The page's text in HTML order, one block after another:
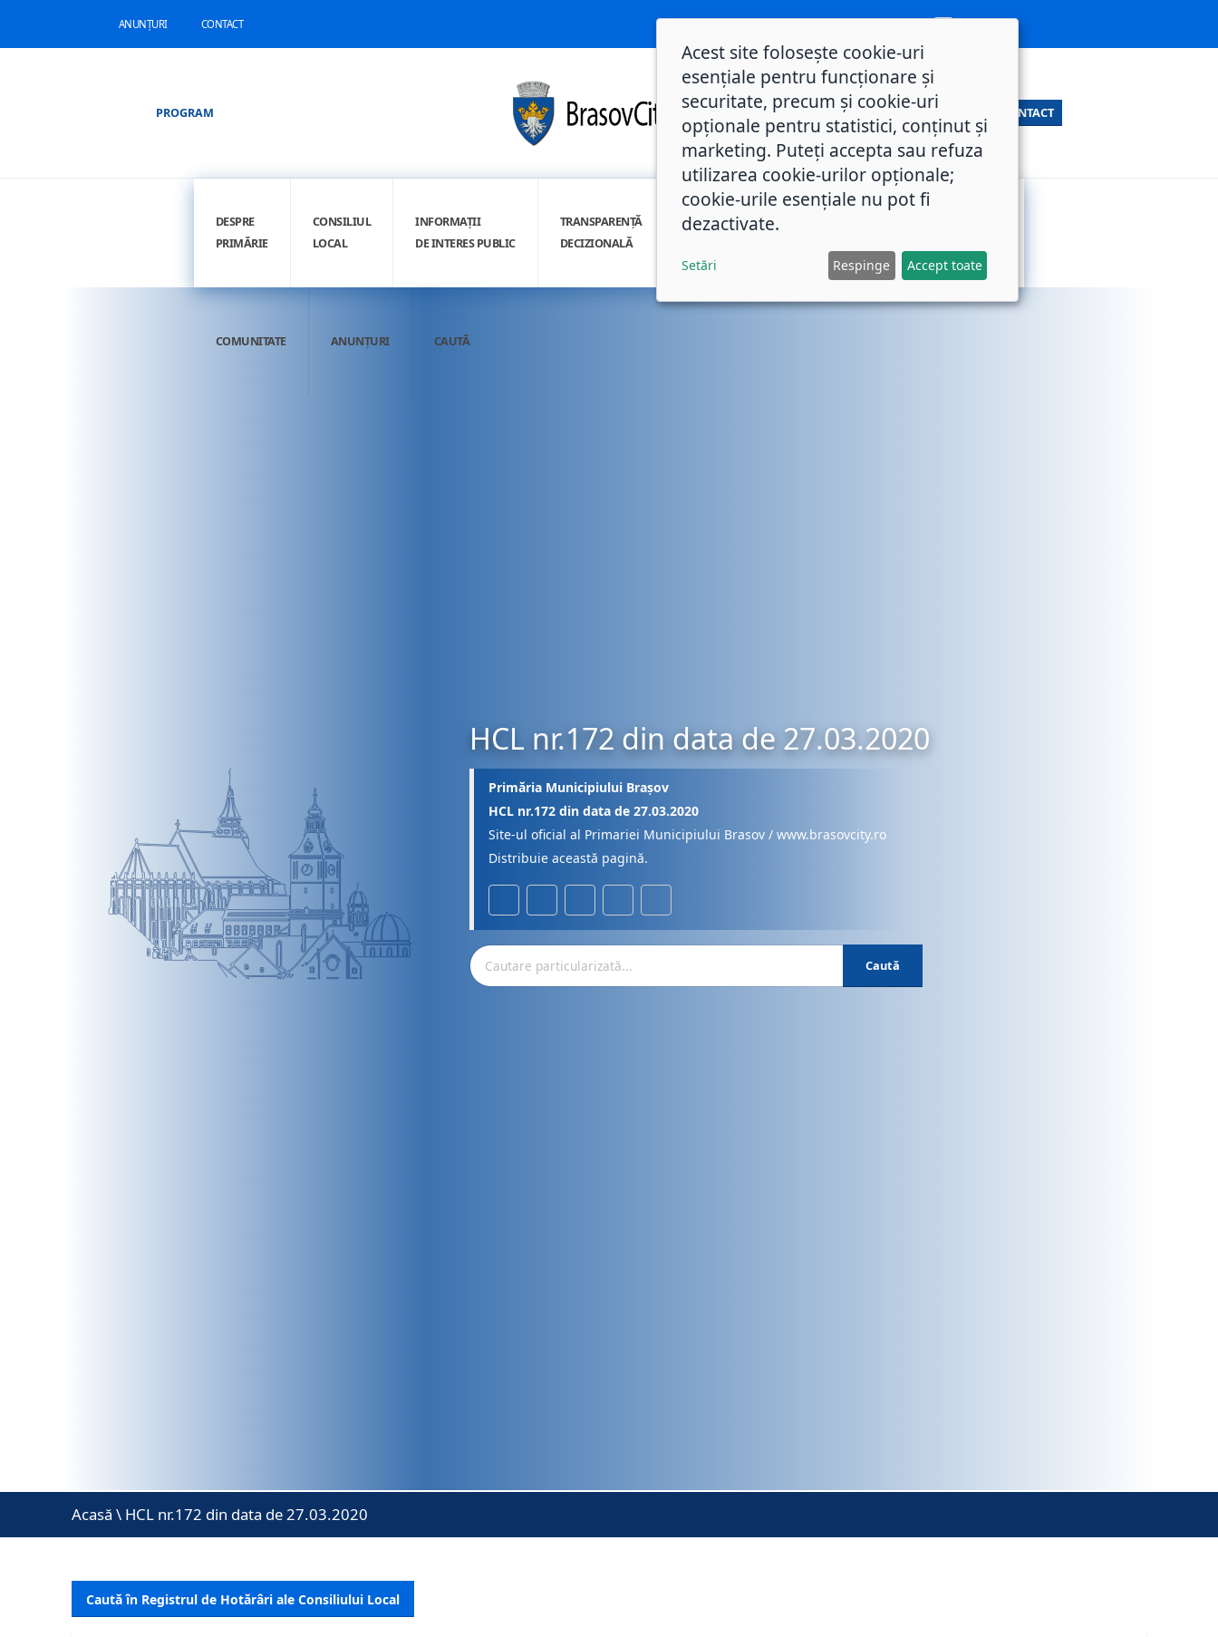
ANUNȚURI CONTACT
PROGRAM CONTACT
DESPRE
PRIMĂRIE
CONSILIUL
LOCAL
INFORMAȚII
DE INTERES PUBLIC
TRANSPARENȚĂ
DECIZIONALĂ
INTEGRITATE
COMUNITATE ANUNȚURI CAUTĂ
HCL nr.172 din data de 27.03.2020
Primăria Municipiului Brașov
HCL nr.172 din data de 27.03.2020
Site-ul oficial al Primariei Municipiului Brasov / www.brasovcity.ro
Distribuie această pagină.
Caută
Acasă \ HCL nr.172 din data de 27.03.2020
Caută în Registrul de Hotărâri ale Consiliului Local
Acest site folosește cookie-uri
esențiale pentru funcționare și
securitate, precum și cookie-uri
opționale pentru statistici, conținut și
marketing. Puteți accepta sau refuza
utilizarea cookie-urilor opționale;
cookie-urile esențiale nu pot fi
dezactivate.
Setări Respinge Accept toate